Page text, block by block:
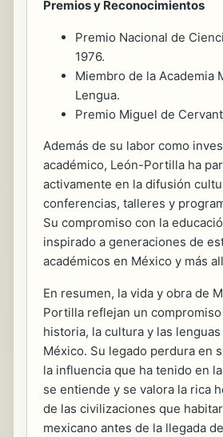
Premios y Reconocimientos
Premio Nacional de
1976.
Miembro de la Academia
Lengua.
Premio Miguel de
Además de su labor como
académico, León-Portilla ha
activamente en la difusión
conferencias, talleres y
Su compromiso con la
inspirado a generaciones de
académicos en México y más
En resumen, la vida y obra de
Portilla reflejan un
historia, la cultura y las
México. Su legado perdura en
la influencia que ha tenido en
se entiende y se valora la rica
de las civilizaciones que
mexicano antes de la llegada